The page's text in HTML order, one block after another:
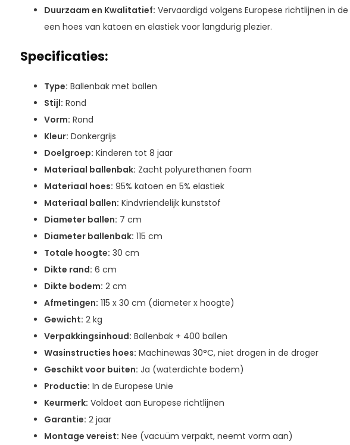
Duurzaam en Kwalitatief: Vervaardigd volgens Europese richtlijnen in de
een hoes van katoen en elastiek voor langdurig plezier.
Specificaties:
Type: Ballenbak met ballen
Stijl: Rond
Vorm: Rond
Kleur: Donkergrijs
Doelgroep: Kinderen tot 8 jaar
Materiaal ballenbak: Zacht polyurethanen foam
Materiaal hoes: 95% katoen en 5% elastiek
Materiaal ballen: Kindvriendelijk kunststof
Diameter ballen: 7 cm
Diameter ballenbak: 115 cm
Totale hoogte: 30 cm
Dikte rand: 6 cm
Dikte bodem: 2 cm
Afmetingen: 115 x 30 cm (diameter x hoogte)
Gewicht: 2 kg
Verpakkingsinhoud: Ballenbak + 400 ballen
Wasinstructies hoes: Machinewas 30°C, niet drogen in de droger
Geschikt voor buiten: Ja (waterdichte bodem)
Productie: In de Europese Unie
Keurmerk: Voldoet aan Europese richtlijnen
Garantie: 2 jaar
Montage vereist: Nee (vacuüm verpakt, neemt vorm aan)